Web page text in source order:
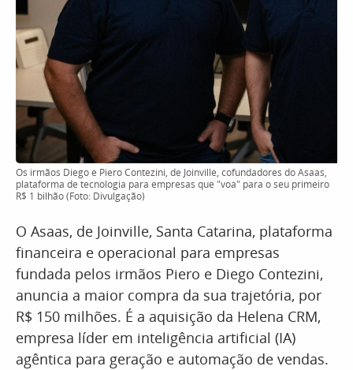
Os irmãos Diego e Piero Contezini, de Joinville, cofundadores do Asaas,
plataforma de tecnologia para empresas que "voa" para o seu primeiro
R$ 1 bilhão (Foto: Divulgação)
O Asaas, de Joinville, Santa Catarina, plataforma
financeira e operacional para empresas
fundada pelos irmãos Piero e Diego Contezini,
anuncia a maior compra da sua trajetória, por
R$ 150 milhões. É a aquisição da Helena CRM,
empresa líder em inteligência artificial (IA)
agêntica para geração e automação de vendas.